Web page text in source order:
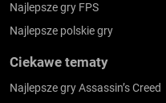
Najlepsze gry FPS
Najlepsze polskie gry
Ciekawe tematy
Najlepsze gry Assassin’s Creed